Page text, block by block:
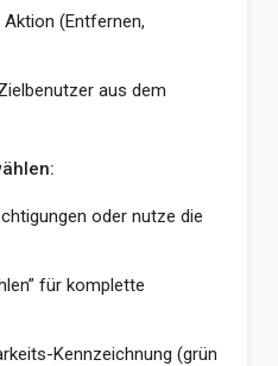
(Entfernen,
aus dem
oder nutze die
für komplette
Kennzeichnung (grün